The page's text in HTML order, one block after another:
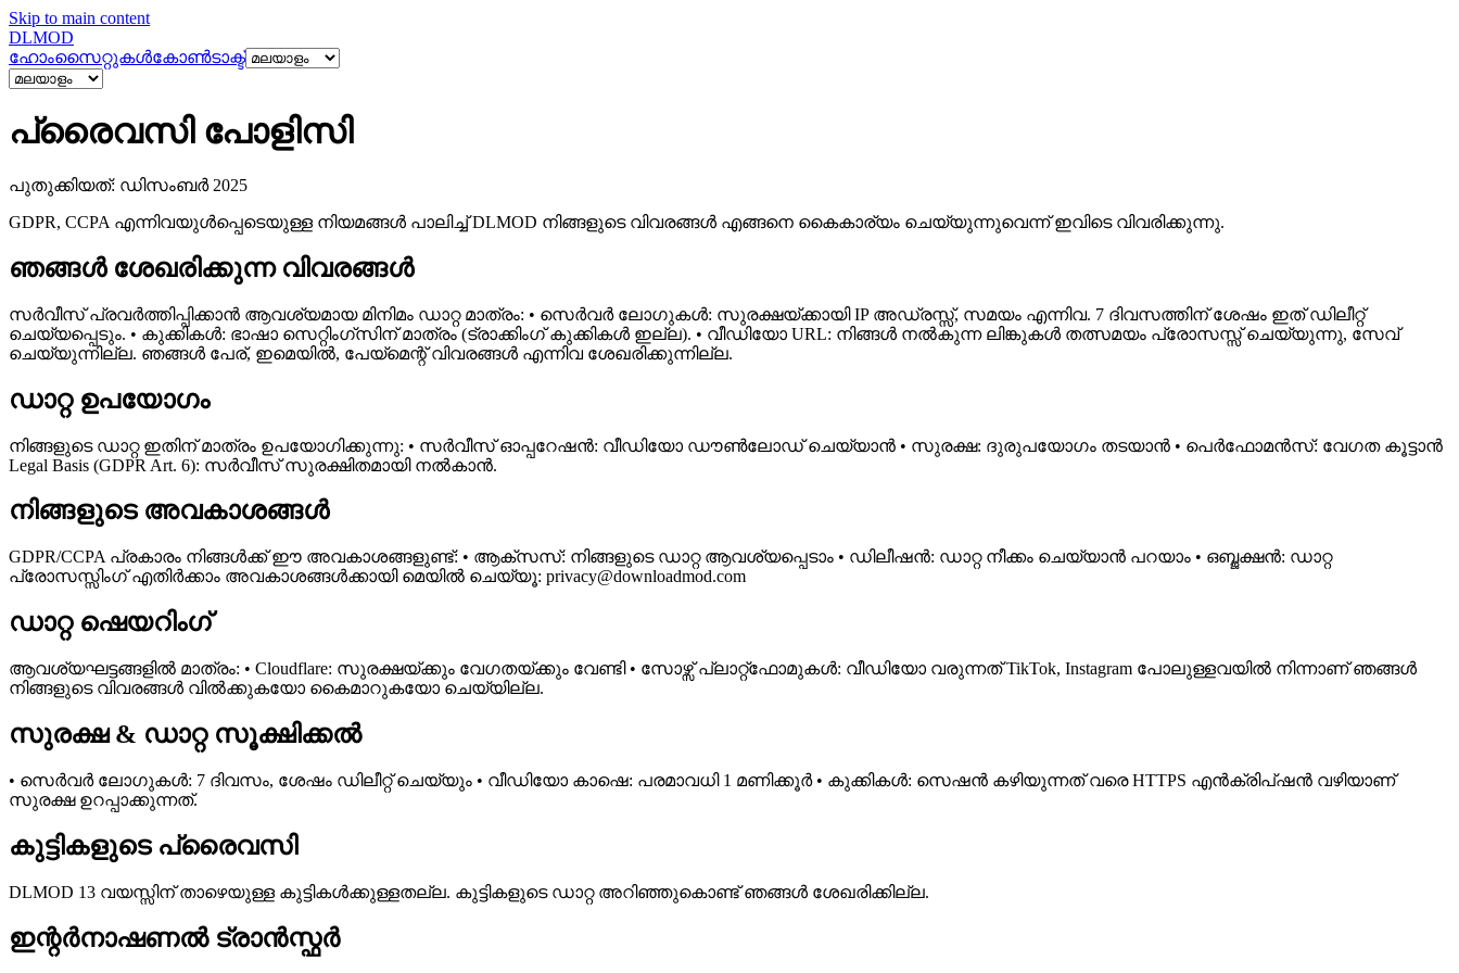
Skip to main content
DLMOD
ഹോംസൈറ്റുകൾകോൺടാക്ട്
പ്രൈവസി പോളിസി
പുതുക്കിയത്: ഡിസംബർ 2025
GDPR, CCPA എന്നിവയുൾപ്പെടെയുള്ള നിയമങ്ങൾ പാലിച്ച് DLMOD നിങ്ങളുടെ വിവരങ്ങൾ എങ്ങനെ കൈകാര്യം ചെയ്യുന്നുവെന്ന് ഇവിടെ വിവരിക്കുന്നു.
ഞങ്ങൾ ശേഖരിക്കുന്ന വിവരങ്ങൾ
സർവീസ് പ്രവർത്തിപ്പിക്കാൻ ആവശ്യമായ മിനിമം ഡാറ്റ മാത്രം: • സെർവർ ലോഗുകൾ: സുരക്ഷയ്ക്കായി IP അഡ്രസ്സ്, സമയം എന്നിവ. 7 ദിവസത്തിന് ശേഷം ഇത് ഡിലീറ്റ്
ചെയ്യപ്പെടും. • കുക്കികൾ: ഭാഷാ സെറ്റിംഗ്സിന് മാത്രം (ട്രാക്കിംഗ് കുക്കികൾ ഇല്ല). • വീഡിയോ URL: നിങ്ങൾ നൽകുന്ന ലിങ്കുകൾ തത്സമയം പ്രോസസ്സ് ചെയ്യുന്നു, സേവ്
ചെയ്യുന്നില്ല. ഞങ്ങൾ പേര്, ഇമെയിൽ, പേയ്‌മെന്റ് വിവരങ്ങൾ എന്നിവ ശേഖരിക്കുന്നില്ല.
ഡാറ്റ ഉപയോഗം
നിങ്ങളുടെ ഡാറ്റ ഇതിന് മാത്രം ഉപയോഗിക്കുന്നു: • സർവീസ് ഓപ്പറേഷൻ: വീഡിയോ ഡൗൺലോഡ് ചെയ്യാൻ • സുരക്ഷ: ദുരുപയോഗം തടയാൻ • പെർഫോമൻസ്: വേഗത കൂട്ടാൻ
Legal Basis (GDPR Art. 6): സർവീസ് സുരക്ഷിതമായി നൽകാൻ.
നിങ്ങളുടെ അവകാശങ്ങൾ
GDPR/CCPA പ്രകാരം നിങ്ങൾക്ക് ഈ അവകാശങ്ങളുണ്ട്: • ആക്സസ്: നിങ്ങളുടെ ഡാറ്റ ആവശ്യപ്പെടാം • ഡിലീഷൻ: ഡാറ്റ നീക്കം ചെയ്യാൻ പറയാം • ഒബ്ജക്ഷൻ: ഡാറ്റ
പ്രോസസ്സിംഗ് എതിർക്കാം അവകാശങ്ങൾക്കായി മെയിൽ ചെയ്യൂ: privacy@downloadmod.com
ഡാറ്റ ഷെയറിംഗ്
ആവശ്യഘട്ടങ്ങളിൽ മാത്രം: • Cloudflare: സുരക്ഷയ്ക്കും വേഗതയ്ക്കും വേണ്ടി • സോഴ്സ് പ്ലാറ്റ്‌ഫോമുകൾ: വീഡിയോ വരുന്നത് TikTok, Instagram പോലുള്ളവയിൽ നിന്നാണ് ഞങ്ങൾ
നിങ്ങളുടെ വിവരങ്ങൾ വിൽക്കുകയോ കൈമാറുകയോ ചെയ്യില്ല.
സുരക്ഷ & ഡാറ്റ സൂക്ഷിക്കൽ
• സെർവർ ലോഗുകൾ: 7 ദിവസം, ശേഷം ഡിലീറ്റ് ചെയ്യും • വീഡിയോ കാഷെ: പരമാവധി 1 മണിക്കൂർ • കുക്കികൾ: സെഷൻ കഴിയുന്നത് വരെ HTTPS എൻക്രിപ്ഷൻ വഴിയാണ്
സുരക്ഷ ഉറപ്പാക്കുന്നത്.
കുട്ടികളുടെ പ്രൈവസി
DLMOD 13 വയസ്സിന് താഴെയുള്ള കുട്ടികൾക്കുള്ളതല്ല. കുട്ടികളുടെ ഡാറ്റ അറിഞ്ഞുകൊണ്ട് ഞങ്ങൾ ശേഖരിക്കില്ല.
ഇന്റർനാഷണൽ ട്രാൻസ്ഫർ